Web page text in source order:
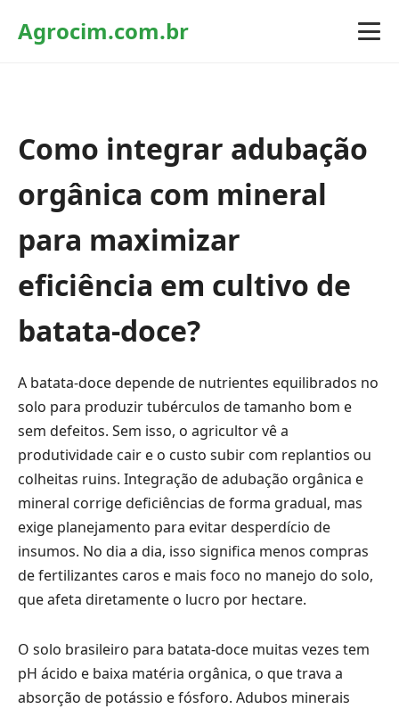
Agrocim.com.br
Como integrar adubação
orgânica com mineral
para maximizar
eficiência em cultivo de
batata-doce?
A batata-doce depende de nutrientes equilibrados no
solo para produzir tubérculos de tamanho bom e
sem defeitos. Sem isso, o agricultor vê a
produtividade cair e o custo subir com replantios ou
colheitas ruins. Integração de adubação orgânica e
mineral corrige deficiências de forma gradual, mas
exige planejamento para evitar desperdício de
insumos. No dia a dia, isso significa menos compras
de fertilizantes caros e mais foco no manejo do solo,
que afeta diretamente o lucro por hectare.
O solo brasileiro para batata-doce muitas vezes tem
pH ácido e baixa matéria orgânica, o que trava a
absorção de potássio e fósforo. Adubos minerais